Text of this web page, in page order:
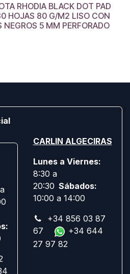
RHODIA BLACK DOT PAD
HOJAS 80 G/M2 LISO CON
NEGROS 5 MM PERFORADO
CARLIN ALGECIRAS
Lunes a Viernes:
8:30 a
20:30 Sábados:
10:00 a 14:00
+34 856 03 87
67
+34 644
27 97 82